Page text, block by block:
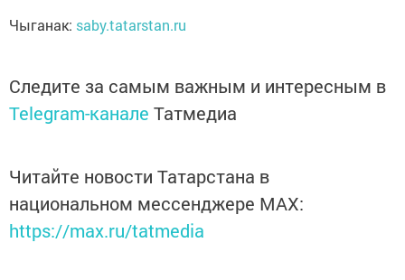
Чыганак: saby.tatarstan.ru
Следите за самым важным и интересным в
Telegram-канале Татмедиа
Читайте новости Татарстана в
национальном мессенджере MАХ:
https://max.ru/tatmedia